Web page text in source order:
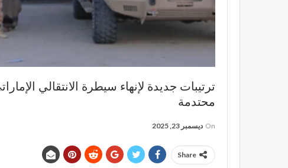
ترتيبات جديدة لإنهاء سيطرة الانتقالي
محتدمة
On ديسمبر 23, 2025
Share